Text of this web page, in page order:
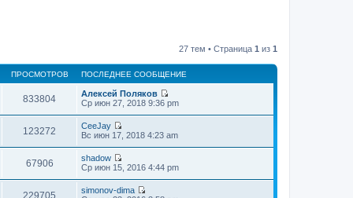
27 тем • Страница 1 из 1
ПРОСМОТРОВ ПОСЛЕДНЕЕ СООБЩЕНИЕ
833804
Алексей Поляков
П
й
т
к
Ср июн 27, 2018 9:36 pm
123272
CeeJay
П
е
й
т
и
Вс июн 17, 2018 4:23 am
67906
shadow
П
е
е
Ср июн 15, 2016 4:44 pm
229705
simonov-dima